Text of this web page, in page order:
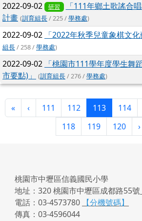
2022-09-02 研習
「111年鄉土歌謠合
計畫 (訓育組長/ 225 /學務處)
2022-09-02 「2022年秋季兒童象棋文化
組長/ 258 /學務處)
2022-09-02 「桃園市111學年度學生舞
市要點)」
(訓育組長/ 276 /學務處)
«第一頁
‹上一頁
111 112 113(目前頁次)
114
118
119 120 ›
桃園市中壢區信義國民小學
地址：320 桃園市中壢區成都路55號
電話：03-4573780
【分機號碼】
傳真：03-4596044